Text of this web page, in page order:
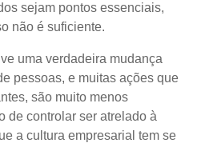
sejam pontos essenciais,
não é suficiente.
uma verdadeira mudança
pessoas, e muitas ações que
são muito menos
de controlar ser atrelado à
a cultura empresarial tem se